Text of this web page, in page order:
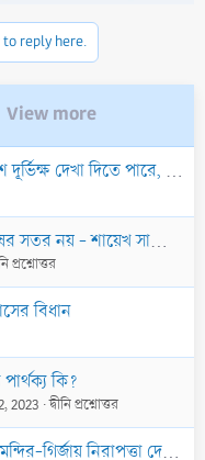
reply here.
View more
এভাবে ভবিষ্যদ্বাণী করা জায়েয কি?
- শায়েখ সালেহ আল উছাইমীন
প্রশ্নোত্তর
বিধান
কি?
2023 দ্বীনি প্রশ্নোত্তর
নিরাপত্তা দেয়ার বিধান কী